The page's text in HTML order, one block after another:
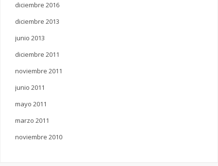
diciembre 2016
diciembre 2013
junio 2013
diciembre 2011
noviembre 2011
junio 2011
mayo 2011
marzo 2011
noviembre 2010